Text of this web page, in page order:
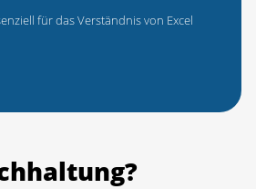
für das Verständnis von Excel